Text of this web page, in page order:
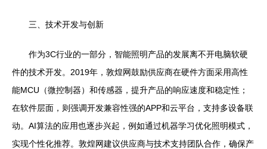
三、技术开发与创新
作为3C行业的一部分，智能照明产品的发展离不开电脑软硬
件的技术开发。2019年，敦煌网鼓励供应商在硬件方面采用高性
能MCU（微控制器）和传感器，提升产品的响应速度和稳定性；
在软件层面，则强调开发兼容性强的APP和云平台，支持多设备联
动。AI算法的应用也逐步兴起，例如通过机器学习优化照明模式，
实现个性化推荐。敦煌网建议供应商与技术支持团队合作，确保产